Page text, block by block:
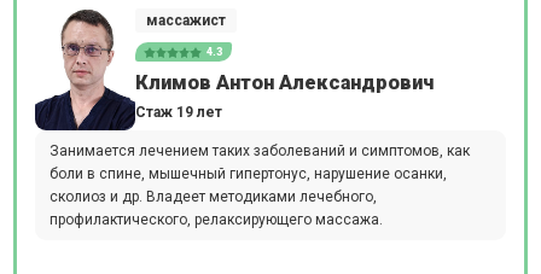
массажист
4.3
Климов Антон Александрович
Стаж 19 лет
Занимается лечением таких заболеваний и симптомов, как
боли в спине, мышечный гипертонус, нарушение осанки,
сколиоз и др. Владеет методиками лечебного,
профилактического, релаксирующего массажа.